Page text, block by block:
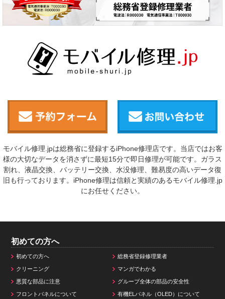
モバイル修理.jpは総務省に登録するiPhone修理店です。当店ではお客
様の大切なデータを消さずに最短15分で即日修理が可能です。ガラス
割れ、液晶交換、バッテリー交換、水没修理、難易度の高いデータ復
旧も行っております。iPhone修理は信頼と実績のあるモバイル修理.jp
にお任せください。
初めての方へ
初めての方へ 総務省登録修理業者
クリーニング マンガでわかる
悪質な部品に注意 グループ全体の部品の安全性
フロントパネルについて 有機ELパネル（OLED）について